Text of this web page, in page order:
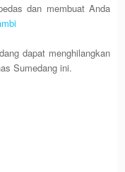
dan membuat Anda
dapat menghilangkan
Sumedang ini.